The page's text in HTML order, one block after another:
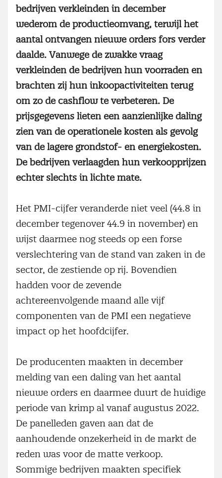
bedrijven verkleinden in december
wederom de productieomvang, terwijl het
aantal ontvangen nieuwe orders fors verder
daalde. Vanwege de zwakke vraag
verkleinden de bedrijven hun voorraden en
brachten zij hun inkoopactiviteiten terug
om zo de cashflow te verbeteren. De
prijsgegevens lieten een aanzienlijke daling
zien van de operationele kosten als gevolg
van de lagere grondstof- en energiekosten.
De bedrijven verlaagden hun verkoopprijzen
echter slechts in lichte mate.
Het PMI-cijfer veranderde niet veel (44.8 in
december tegenover 44.9 in november) en
wijst daarmee nog steeds op een forse
verslechtering van de stand van zaken in de
sector, de zestiende op rij. Bovendien
hadden voor de zevende
achtereenvolgende maand alle vijf
componenten van de PMI een negatieve
impact op het hoofdcijfer.
De producenten maakten in december
melding van een daling van het aantal
nieuwe orders en daarmee duurt de huidige
periode van krimp al vanaf augustus 2022.
De panelleden gaven aan dat de
aanhoudende onzekerheid in de markt de
reden was voor de matte verkoop.
Sommige bedrijven maakten specifiek